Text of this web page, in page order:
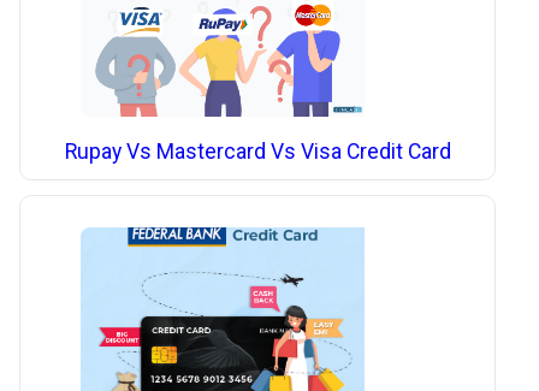
Rupay Vs Mastercard Vs Visa Credit Card